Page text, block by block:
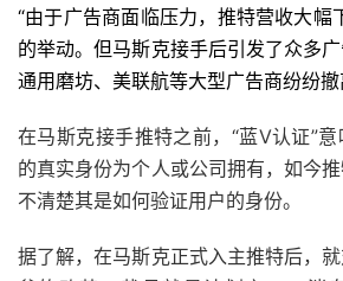
“由于广告商面临压力，推特营收大幅
的举动。但马斯克接手后引发了众多广
通用磨坊、美联航等大型广告商纷纷撤
在马斯克接手推特之前，“蓝V认证”
的真实身份为个人或公司拥有，如今
不清楚其是如何验证用户的身份。
据了解，在马斯克正式入主推特后，